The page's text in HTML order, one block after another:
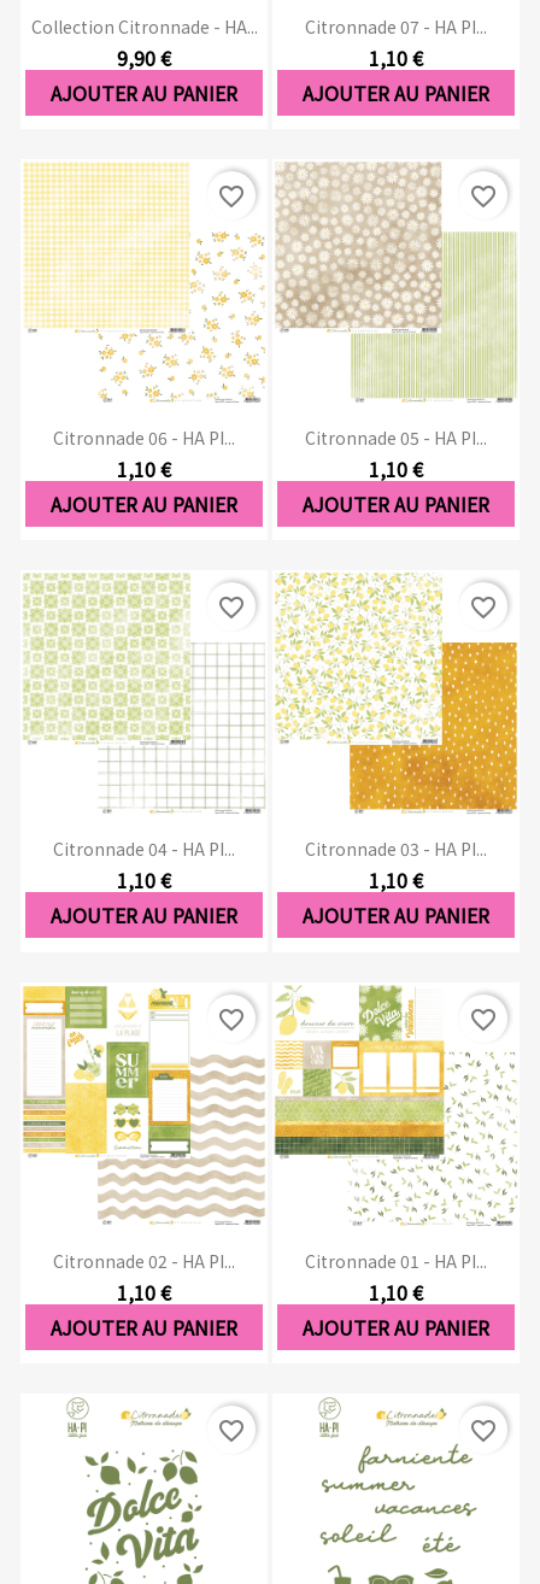
Collection Citronnade - HA...
9,90 €
AJOUTER AU PANIER
Citronnade 07 - HA PI...
1,10 €
AJOUTER AU PANIER
Citronnade 06 - HA PI...
1,10 €
AJOUTER AU PANIER
favorite_border
Citronnade 05 - HA PI...
1,10 €
AJOUTER AU PANIER
favorite_border
Citronnade 04 - HA PI...
1,10 €
AJOUTER AU PANIER
favorite_border
Citronnade 03 - HA PI...
1,10 €
AJOUTER AU PANIER
favorite_border
Citronnade 02 - HA PI...
1,10 €
AJOUTER AU PANIER
favorite_border
Citronnade 01 - HA PI...
1,10 €
AJOUTER AU PANIER
favorite_border
favorite_border favorite_border